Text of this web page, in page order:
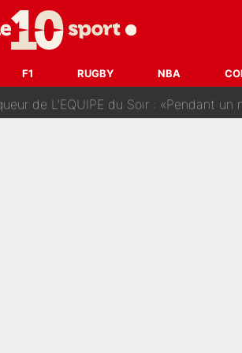
F1 RUGBY NBA
journaliste de France Télévisions relance la
qui effraie le peloton, «c’est la
financière : L’IA propose sept noms à l’OM